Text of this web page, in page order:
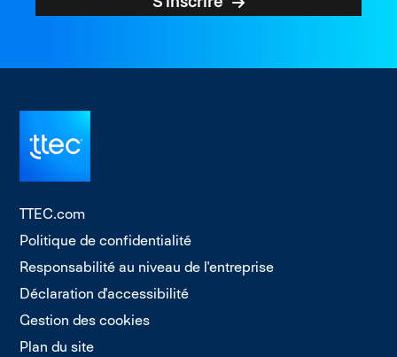
TTEC.com
Politique de confidentialité
Responsabilité au niveau de l'entreprise
Déclaration d'accessibilité
Gestion des cookies
Plan du site